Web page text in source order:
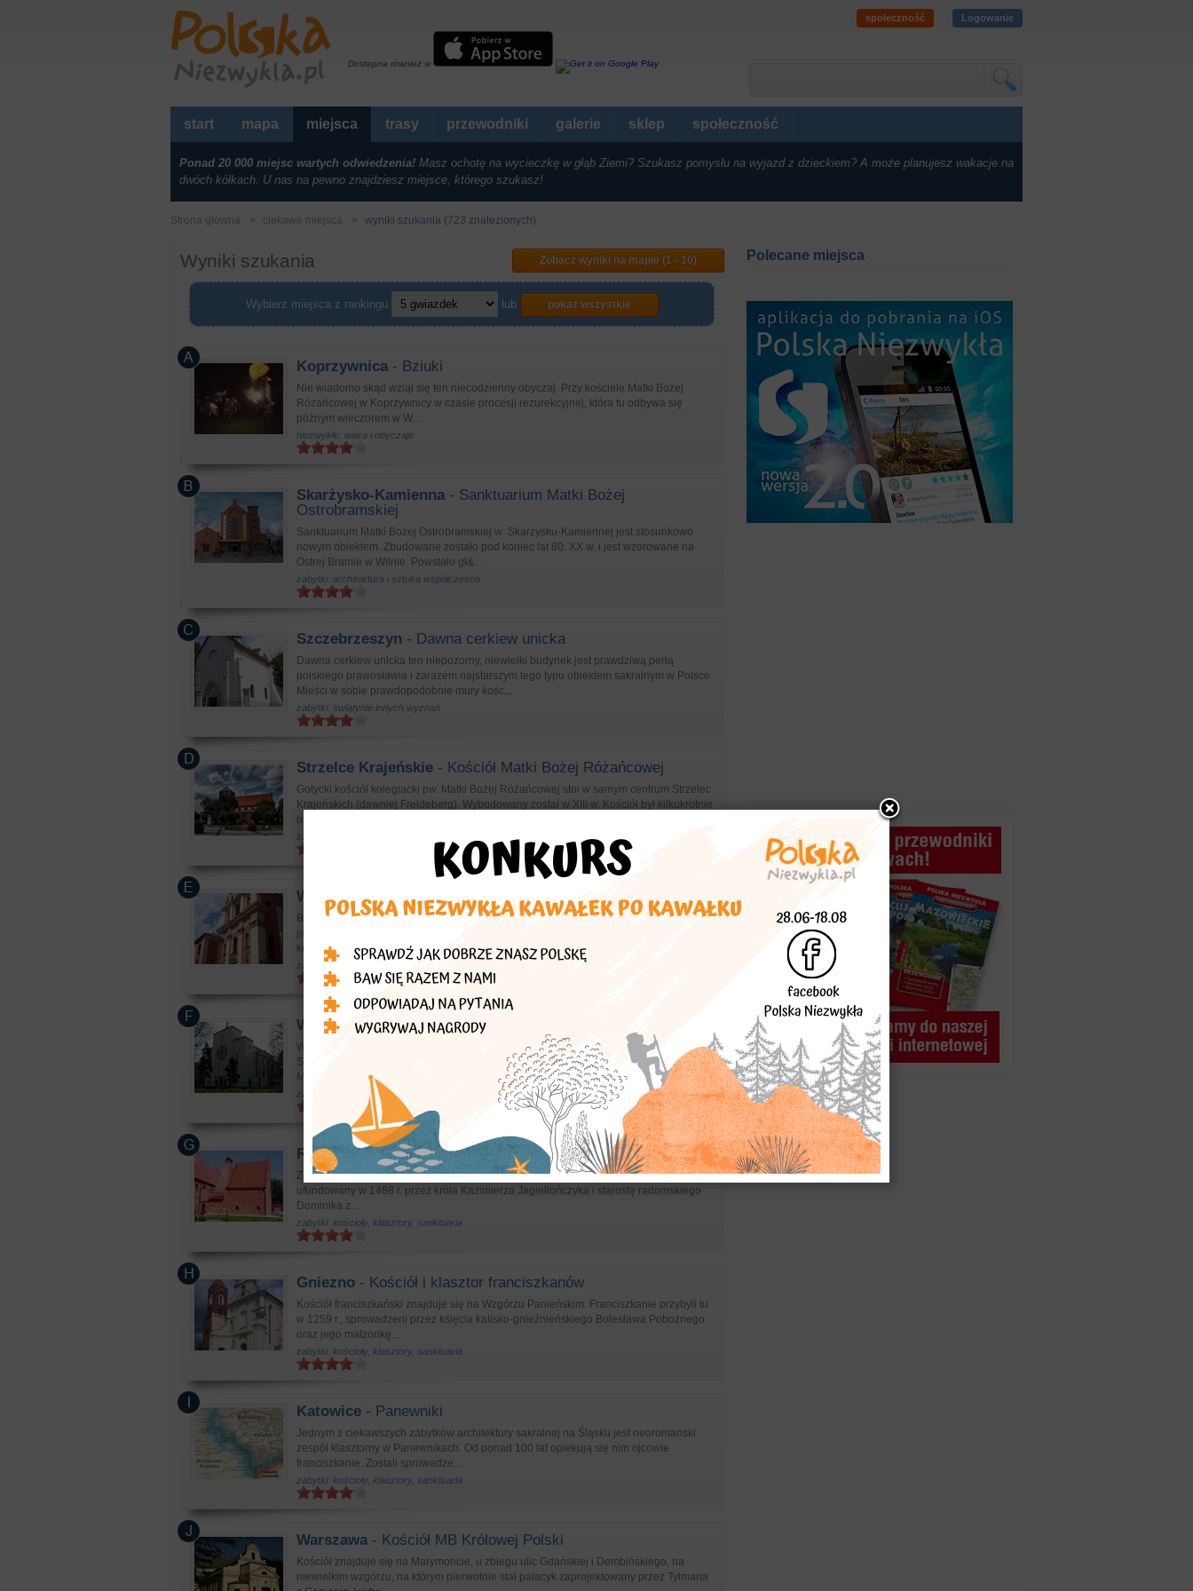
Dostepna również w
społeczność Logowanie
start mapa miejsca trasy przewodniki galerie sklep społeczność
Ponad 20 000 miejsc wartych odwiedzenia! Masz ochotę na wycieczkę w głąb Ziemi? Szukasz pomysłu na wyjazd z dzieckiem? A może planujesz wakacje na
dwóch kółkach. U nas na pewno znajdziesz miejsce, którego szukasz!
Strona główna ciekawe miejsca wyniki szukania (723 znalezionych)
Wyniki szukania Zobacz wyniki na mapie (1 - 10)
Wybierz miejsca z rankingu lub pokaż wszystkie
Koprzywnica- Bziuki
Nie wiadomo skąd wziął się ten niecodzienny obyczaj. Przy kościele Matki Bożej
Różańcowej w Koprzywnicy w czasie procesji rezurekcyjnej, która tu odbywa się
późnym wieczorem w W...
niezwykłe: wiara i obyczaje
Skarżysko-Kamienna- Sanktuarium Matki Bożej
Ostrobramskiej
Sanktuarium Matki Bożej Ostrobramskiej w Skarżysku-Kamiennej jest stosunkowo
nowym obiektem. Zbudowane zostało pod koniec lat 80. XX w. i jest wzorowane na
Ostrej Bramie w Wilnie. Powstało gł&...
zabytki: architektura i sztuka współczesna
Szczebrzeszyn - Dawna cerkiew unicka
Dawna cerkiew unicka ten niepozorny, niewielki budynek jest prawdziwą perłą
polskiego prawosławia i zarazem najstarszym tego typu obiektem sakralnym w Polsce.
Mieści w sobie prawdopodobnie mury kośc...
zabytki: świątynie innych wyznań
Strzelce Krajeńskie - Kościół Matki Bożej Różańcowej
Gotycki kościół kolegiacki pw. Matki Bożej Różańcowej stoi w samym centrum Strzelec
Krajeńskich (dawniej Freideberg). Wybudowany został w XIII w. Kościół był kilkukrotnie
przebu...
zabytki: kościoły, klasztory, sanktuaria
Warszawa- Sanktuarium MB Łaskawej
Budowę sanktuarium Matki Bożej Łaskawej Patronki Warszawy rozpoczęto w 1609 r.,
jako kościół jezuitów. Bryła świątyni reprezentuje styl późnorenesansowy, ma okazałą
kopułę i smu...
zabytki: kościoły, klasztory, sanktuaria
Warszawa- Konkatedra Matki Bożej Zwycięskiej
Wieś Kamion (Kamionek) swoje początki miała w XIII w., kiedy istniała tu przeprawa do
Solca. Prawdopodobnie wówczas istniał tu drewniany kościół św. Stanisława Biskupa i
Męczennika nal...
zabytki: kościoły, klasztory, sanktuaria
Radom- Kościelny piekarnik
Zespół klasztorny ojców bernardynów w Radomiu przy ul. Żeromskiego 6/8 został
ufundowany w 1468 r. przez króla Kazimierza Jagiellończyka i starostę radomskiego
Dominika z...
zabytki: kościoły, klasztory, sanktuaria
Gniezno - Kościół i klasztor franciszkanów
Kościół franciszkański znajduje się na Wzgórzu Panieńskim. Franciszkanie przybyli tu
w 1259 r., sprowadzeni przez księcia kalisko-gnieźnieńskiego Bolesława Pobożnego
oraz jego małżonkę...
zabytki: kościoły, klasztory, sanktuaria
Katowice - Panewniki
Jednym z ciekawszych zabytków architektury sakralnej na Śląsku jest neoromański
zespół klasztorny w Panewnikach. Od ponad 100 lat opiekują się nim ojcowie
franciszkanie. Zostali sprowadze...
zabytki: kościoły, klasztory, sanktuaria
Warszawa- Kościół MB Królowej Polski
Kościół znajduje się na Marymoncie, u zbiegu ulic Gdańskiej i Dembińskiego, na
niewielkim wzgórzu, na którym pierwotnie stał pałacyk zaprojektowany przez Tylmana
Polecane miejsca